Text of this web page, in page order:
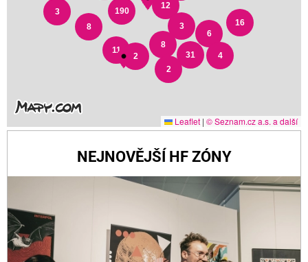
3
2
16
2
6
4
8
31
3
12
8
11
190
Leaflet | © Seznam.cz a.s. a další
NEJNOVĚJŠÍ HF ZÓNY